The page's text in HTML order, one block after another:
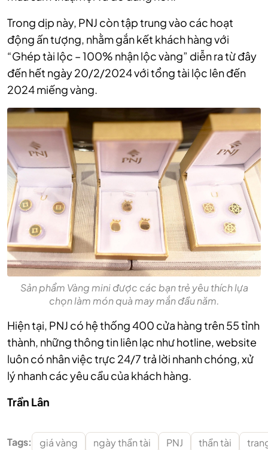
Trong dịp này, PNJ còn tập trung vào các hoạt
động ấn tượng, nhằm gắn kết khách hàng với
“Ghép tài lộc – 100% nhận lộc vàng” diễn ra từ đây
đến hết ngày 20/2/2024 với tổng tài lộc lên đến
2024 miếng vàng.
Sản phẩm Vàng mini được các bạn trẻ yêu thích lựa
chọn làm món quà may mắn đầu năm.
Hiện tại, PNJ có hệ thống 400 cửa hàng trên 55 tỉnh
thành, những thông tin liên lạc như hotline, website
luôn có nhân việc trực 24/7 trả lời nhanh chóng, xử
lý nhanh các yêu cầu của khách hàng.
Trần Lân
Tags: giá vàng ngày thần tài PNJ thần tài